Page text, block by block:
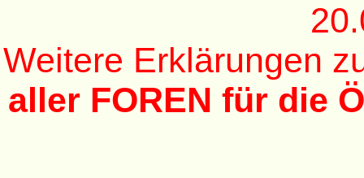
Weitere Erklärungen
aller FOREN für die